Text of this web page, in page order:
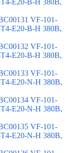
E20-B-H 380В,
VF-101-
E20-B-H 380В,
VF-101-
E20-B-H 380В,
VF-101-
E20-N-H 380В,
VF-101-
E20-N-H 380В,
VF-101-
E20-N-H 380В,